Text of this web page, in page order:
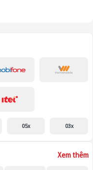
05x 03x
Xem thêm